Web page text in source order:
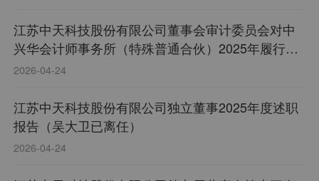
江苏中天科技股份有限公司董事会审计委员会对中
兴华会计师事务所（特殊普通合伙）2025年履行监
督职责情况报告
2026-04-24
江苏中天科技股份有限公司独立董事2025年度述职
报告（吴大卫已离任）
2026-04-24